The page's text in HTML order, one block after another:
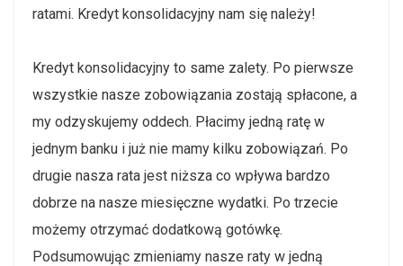
ratami. Kredyt konsolidacyjny nam się należy!
Kredyt konsolidacyjny to same zalety. Po pierwsze
wszystkie nasze zobowiązania zostają spłacone, a
my odzyskujemy oddech. Płacimy jedną ratę w
jednym banku i już nie mamy kilku zobowiązań. Po
drugie nasza rata jest niższa co wpływa bardzo
dobrze na nasze miesięczne wydatki. Po trzecie
możemy otrzymać dodatkową gotówkę.
Podsumowując zmieniamy nasze raty w jedną